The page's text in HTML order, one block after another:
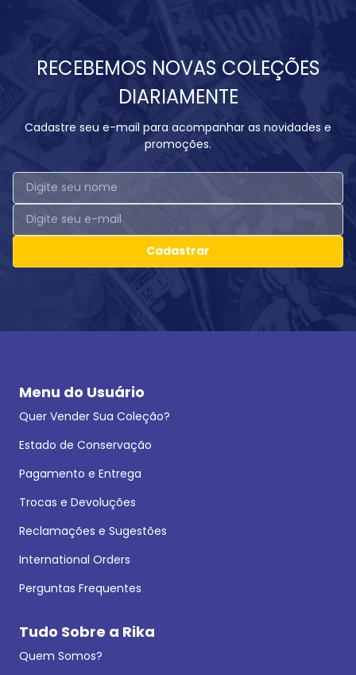
RECEBEMOS NOVAS COLEÇÕES
DIARIAMENTE
Cadastre seu e-mail para acompanhar as novidades e
promoções.
Cadastrar
Menu do Usuário
Quer Vender Sua Coleção?
Estado de Conservação
Pagamento e Entrega
Trocas e Devoluções
Reclamações e Sugestões
International Orders
Perguntas Frequentes
Tudo Sobre a Rika
Quem Somos?